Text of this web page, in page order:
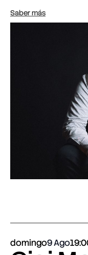
Saber más
domingo9 Ago